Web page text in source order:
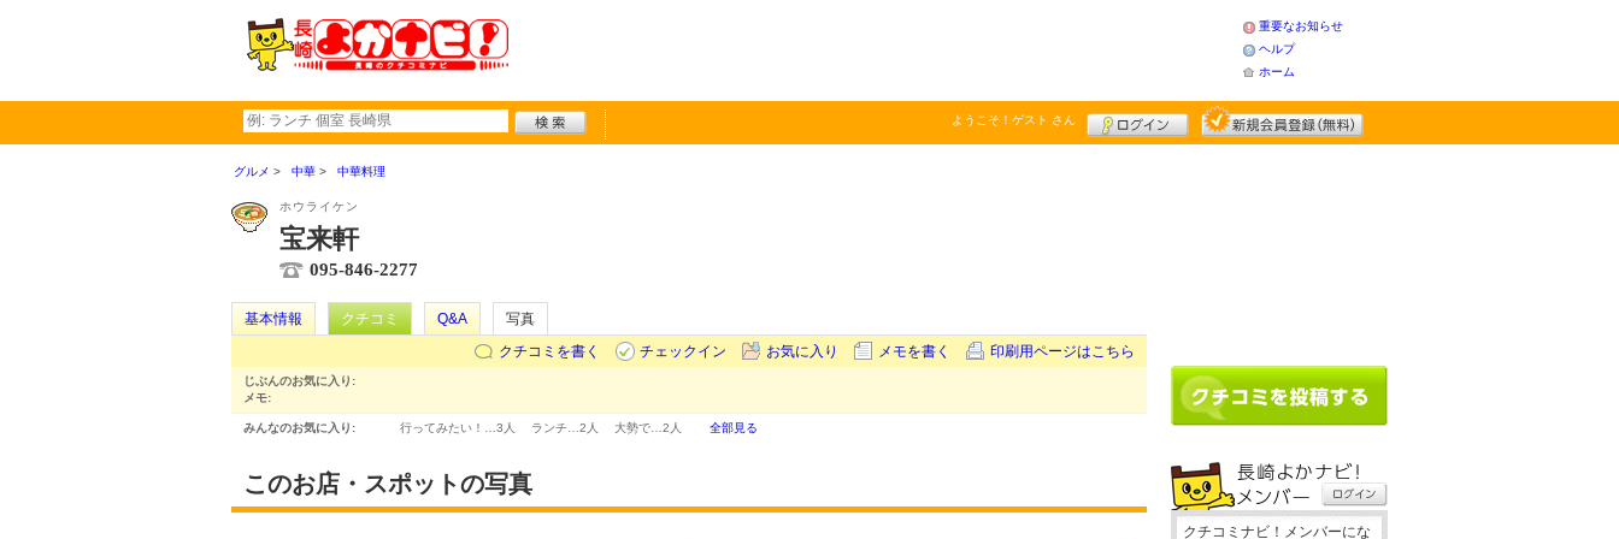
重要なお知らせ
ヘルプ
ホーム
ようこそ！ ゲスト さん
グルメ 中華 中華料理
ホウライケン
宝来軒
095-846-2277
基本情報 クチコミ Q&A
写真
クチコミを書く
チェックイン お気に入り メモを書く 印刷用ページはこちら
じぶんのお気に入り:
メモ:
みんなのお気に入り: 行ってみたい！… 3人 ランチ… 2人 大勢で… 2人 全部見る
このお店・スポットの写真
クチコミナビ！メンバーにな